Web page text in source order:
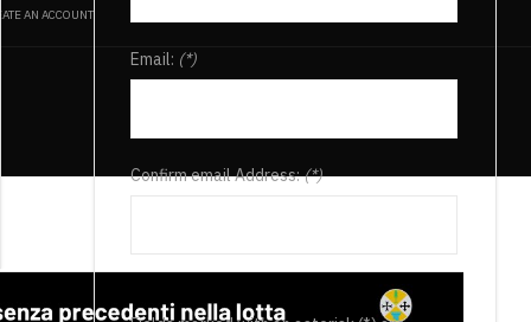
AN ACCOUNT
Email: (*)
Confirm email Address:(*)